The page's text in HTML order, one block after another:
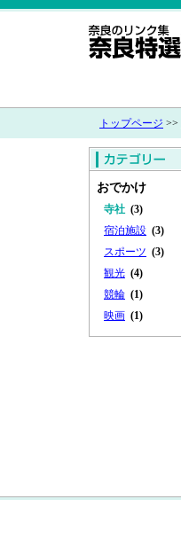
トップページ >>
おでかけ
寺社 (3)
宿泊施設 (3)
スポーツ (3)
観光 (4)
競輪 (1)
映画 (1)